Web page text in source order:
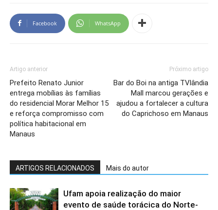
Facebook WhatsApp
Artigo anterior
Prefeito Renato Junior
entrega mobílias às famílias
do residencial Morar Melhor 15
e reforça compromisso com
política habitacional em
Manaus
Próximo artigo
Bar do Boi na antiga TVlândia
Mall marcou gerações e
ajudou a fortalecer a cultura
do Caprichoso em Manaus
ARTIGOS RELACIONADOS Mais do autor
Ufam apoia realização do maior
evento de saúde torácica do Norte-